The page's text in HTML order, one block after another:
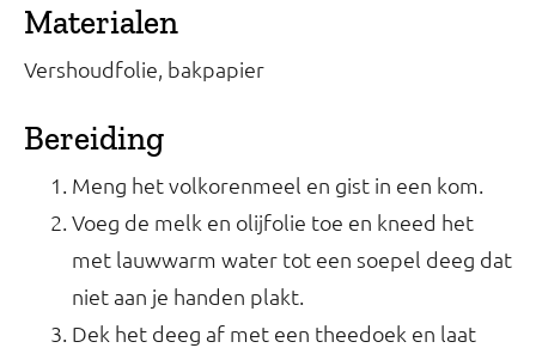
Materialen
Vershoudfolie, bakpapier
Bereiding
Meng het volkorenmeel en gist in een kom.
Voeg de melk en olijfolie toe en kneed het
met lauwwarm water tot een soepel deeg dat
niet aan je handen plakt.
Dek het deeg af met een theedoek en laat